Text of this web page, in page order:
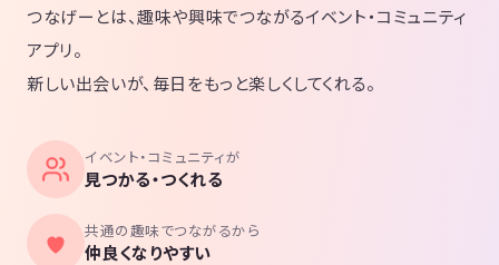
つなげーとは、趣味や興味でつながるイベント・コミュニティ
アプリ。
新しい出会いが、毎日をもっと楽しくしてくれる。
イベント・コミュニティが
見つかる・つくれる
共通の趣味でつながるから
仲良くなりやすい